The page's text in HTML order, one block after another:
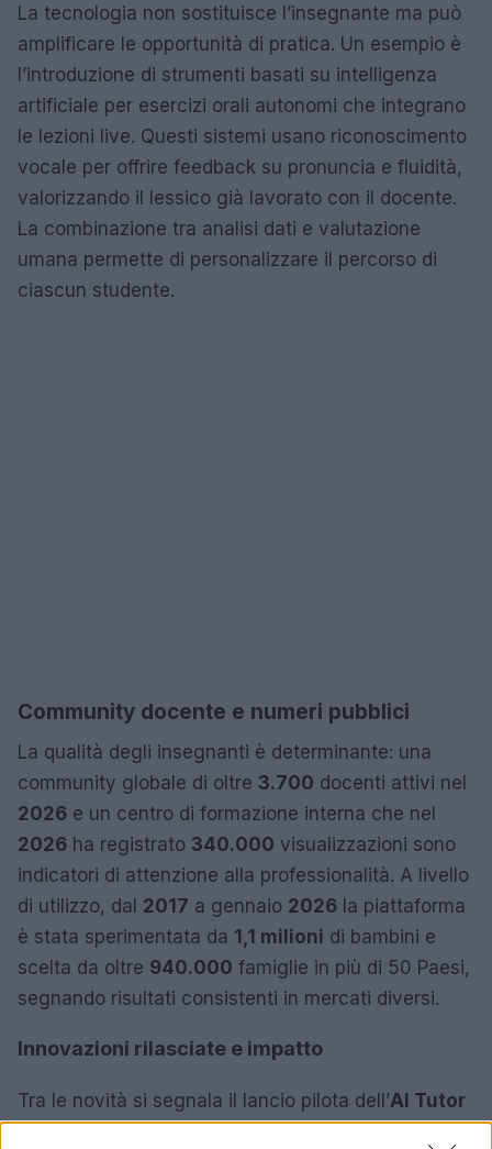
La tecnologia non sostituisce l’insegnante ma può
amplificare le opportunità di pratica. Un esempio è
l’introduzione di strumenti basati su intelligenza
artificiale per esercizi orali autonomi che integrano
le lezioni live. Questi sistemi usano riconoscimento
vocale per offrire feedback su pronuncia e fluidità,
valorizzando il lessico già lavorato con il docente.
La combinazione tra analisi dati e valutazione
umana permette di personalizzare il percorso di
ciascun studente.
Community docente e numeri pubblici
La qualità degli insegnanti è determinante: una
community globale di oltre 3.700 docenti attivi nel
2026 e un centro di formazione interna che nel
2026 ha registrato 340.000 visualizzazioni sono
indicatori di attenzione alla professionalità. A livello
di utilizzo, dal 2017 a gennaio 2026 la piattaforma
è stata sperimentata da 1,1 milioni di bambini e
scelta da oltre 940.000 famiglie in più di 50 Paesi,
segnando risultati consistenti in mercati diversi.
Innovazioni rilasciate e impatto
Tra le novità si segnala il lancio pilota dell’AI Tutor
nell’ottobre2026e la distribuzione globale da